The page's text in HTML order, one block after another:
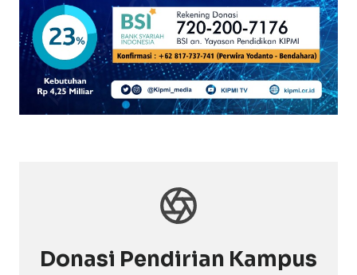
Donasi Pendirian Kampus